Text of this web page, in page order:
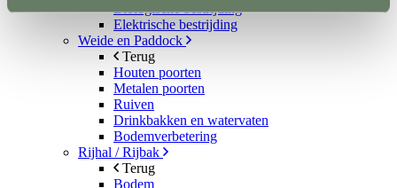
Biologische bestrijding
Elektrische bestrijding
Weide en Paddock
Terug
Houten poorten
Metalen poorten
Ruiven
Drinkbakken en watervaten
Bodemverbetering
Rijhal / Rijbak
Terug
Bodem